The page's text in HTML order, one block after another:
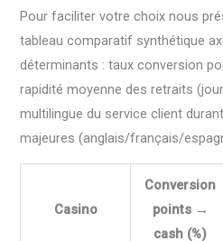
Pour faciliter votre choix nous
tableau comparatif synthétique
déterminants : taux conversion
rapidité moyenne des retraits
multilingue du service client
majeures (anglais/français/
Casino
Conversion
points →
cash (%)